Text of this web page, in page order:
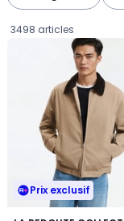
3498 articles
Prix exclusif